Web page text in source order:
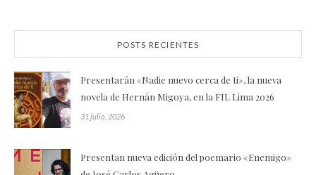
POSTS RECIENTES
Presentarán «Nadie nuevo cerca de ti», la nueva
novela de Hernán Migoya, en la FIL Lima 2026
31 julio, 2026
Presentan nueva edición del poemario «Enemigo»